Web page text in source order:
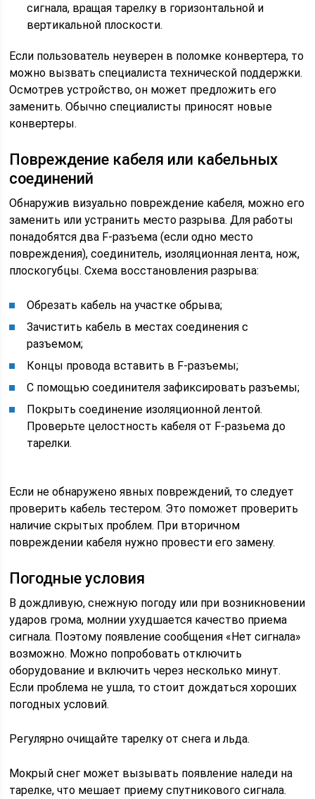
сигнала, вращая тарелку в горизонтальной и
вертикальной плоскости.
Если пользователь неуверен в поломке конвертера, то
можно вызвать специалиста технической поддержки.
Осмотрев устройство, он может предложить его
заменить. Обычно специалисты приносят новые
конвертеры.
Повреждение кабеля или кабельных
соединений
Обнаружив визуально повреждение кабеля, можно его
заменить или устранить место разрыва. Для работы
понадобятся два F-разъема (если одно место
повреждения), соединитель, изоляционная лента, нож,
плоскогубцы. Схема восстановления разрыва:
Обрезать кабель на участке обрыва;
Зачистить кабель в местах соединения с
разъемом;
Концы провода вставить в F-разъемы;
С помощью соединителя зафиксировать разъемы;
Покрыть соединение изоляционной лентой.
Проверьте целостность кабеля от F-разьема до
тарелки.
Если не обнаружено явных повреждений, то следует
проверить кабель тестером. Это поможет проверить
наличие скрытых проблем. При вторичном
повреждении кабеля нужно провести его замену.
Погодные условия
В дождливую, снежную погоду или при возникновении
ударов грома, молнии ухудшается качество приема
сигнала. Поэтому появление сообщения «Нет сигнала»
возможно. Можно попробовать отключить
оборудование и включить через несколько минут.
Если проблема не ушла, то стоит дождаться хороших
погодных условий.
Регулярно очищайте тарелку от снега и льда.
Мокрый снег может вызывать появление наледи на
тарелке, что мешает приему спутникового сигнала.